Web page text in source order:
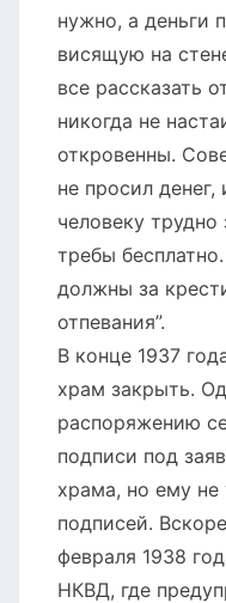
нужно, а деньги
висящую на
все рассказать
никогда не
откровенны.
не просил денег,
человеку трудно
требы
должны за
отпевания”.
В конце 1937
храм закрыть.
распоряжению
подписи под
храма, но ему не
подписей.
февраля 1938
НКВД, где